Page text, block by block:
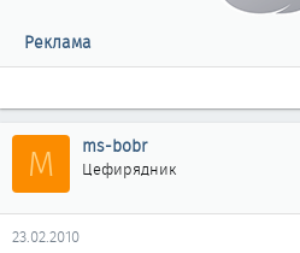
Реклама
M ms-bobr
Цефирядник
23.02.2010